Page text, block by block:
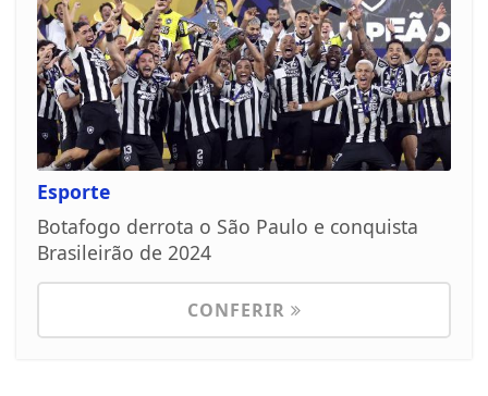
Esporte
Botafogo derrota o São Paulo e conquista
Brasileirão de 2024
CONFERIR